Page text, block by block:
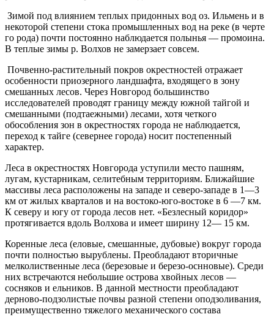
Зимой под влиянием теплых придонных вод оз. Ильмень и в
некоторой степени стока промышленных вод на реке (в черте
го рода) почти постоянно наблюдается полынья — промоина.
В теплые зимы р. Волхов не замерзает совсем.
Почвенно-растительный покров окрестностей отражает
особенности приозерного ландшафта, входящего в зону
смешанных лесов. Через Новгород большинство
исследователей проводят границу между южной тайгой и
смешанными (подтаежными) лесами, хотя четкого
обособления зон в окрестностях города не наблюдается,
переход к тайге (севернее города) носит постепенный
характер.
Леса в окрестностях Новгорода уступили место пашням,
лугам, кустарникам, селитебным территориям. Ближайшие
массивы леса расположены на западе и северо-западе в 1—3
км от жилых кварталов и на востоко-юго-востоке в 6 —7 км.
К северу и югу от города лесов нет. «Безлесный коридор»
протягивается вдоль Волхова и имеет ширину 12— 15 км.
Коренные леса (еловые, смешанные, дубовые) вокруг города
почти полностью вырублены. Преобладают вторичные
мелколиственные леса (березовые и березо-оснновые). Среди
них встречаются небольшие острова хвойных лесов —
сосняков и ельников. В данной местности преобладают
дерново-подзолистые почвы разной степени оподзоливания,
преимущественно тяжелого механического состава